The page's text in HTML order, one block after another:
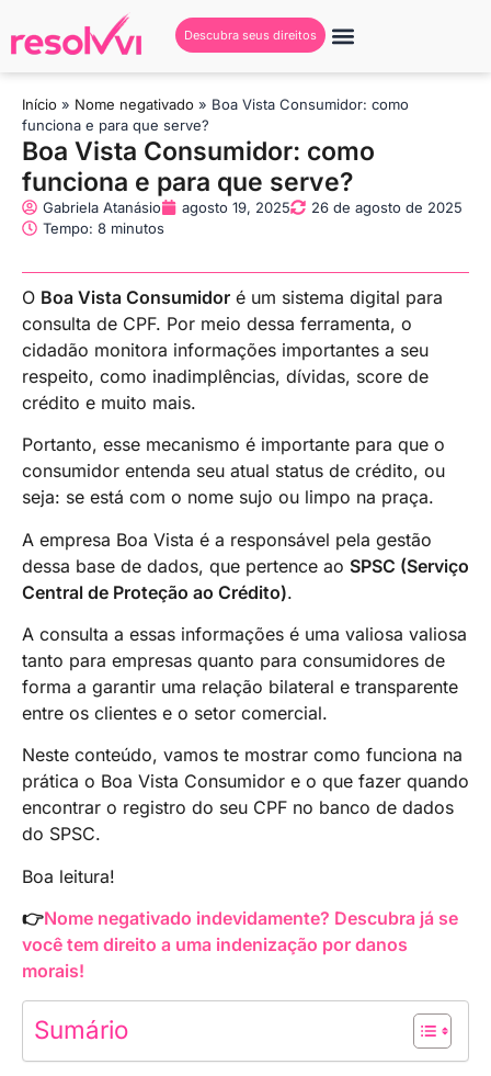
Descubra seus direitos
Início » Nome negativado » Boa Vista Consumidor: como
funciona e para que serve?
Boa Vista Consumidor: como
funciona e para que serve?
Gabriela Atanásio agosto 19, 2025
26 de agosto de 2025
Tempo: 8 minutos
O Boa Vista Consumidor é um sistema digital para
consulta de CPF. Por meio dessa ferramenta, o
cidadão monitora informações importantes a seu
respeito, como inadimplências, dívidas, score de
crédito e muito mais.
Portanto, esse mecanismo é importante para que o
consumidor entenda seu atual status de crédito, ou
seja: se está com o nome sujo ou limpo na praça.
A empresa Boa Vista é a responsável pela gestão
dessa base de dados, que pertence ao SPSC (Serviço
Central de Proteção ao Crédito).
A consulta a essas informações é uma valiosa valiosa
tanto para empresas quanto para consumidores de
forma a garantir uma relação bilateral e transparente
entre os clientes e o setor comercial.
Neste conteúdo, vamos te mostrar como funciona na
prática o Boa Vista Consumidor e o que fazer quando
encontrar o registro do seu CPF no banco de dados
do SPSC.
Boa leitura!
👉Nome negativado indevidamente? Descubra já se
você tem direito a uma indenização por danos
morais!
Sumário